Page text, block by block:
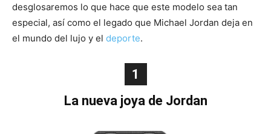
desglosaremos lo que hace que este modelo sea tan
especial, así como el legado que Michael Jordan deja en
el mundo del lujo y el deporte.
1
La nueva joya de Jordan